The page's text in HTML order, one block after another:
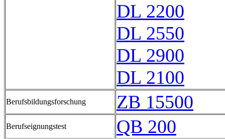
DL 2200
DL 2550
DL 2900
DL 2100
Berufsbildungsforschung ZB 15500
Berufseignungstest QB 200